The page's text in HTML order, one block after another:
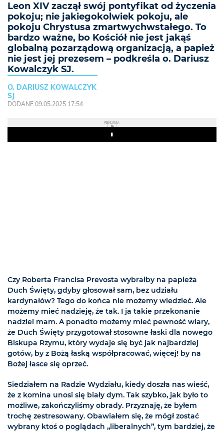
Leon XIV zaczął swój pontyfikat od życzenia
pokoju; nie jakiegokolwiek pokoju, ale
pokoju Chrystusa zmartwychwstałego. To
bardzo ważne, bo Kościół nie jest jakąś
globalną pozarządową organizacją, a papież
nie jest jej prezesem – podkreśla o. Dariusz
Kowalczyk SJ.
O. DARIUSZ KOWALCZYK
SJ
DODANE 09.05.2025 17:54
REKLAMA
Play
Czy Roberta Francisa Prevosta wybrałby na papieża
Duch Święty, gdyby głosował sam, bez udziału
kardynałów? Tego do końca nie możemy wiedzieć. Ale
możemy mieć nadzieję, że tak. I ja takie przekonanie
nadziei mam. A ponadto możemy mieć pewność wiary,
że Duch Święty przygotował stosowne łaski dla nowego
Biskupa Rzymu, który wydaje się być jak najbardziej
gotów, by z Bożą łaską współpracować, więcej! by na
Bożej łasce się oprzeć.
Siedziałem na Radzie Wydziału, kiedy doszła nas wieść,
że z komina unosi się biały dym. Tak szybko, jak było to
możliwe, zakończyliśmy obrady. Przyznaję, że byłem
trochę zestresowany. Obawiałem się, że mógł zostać
wybrany ktoś o poglądach „liberalnych”, tym bardziej, że